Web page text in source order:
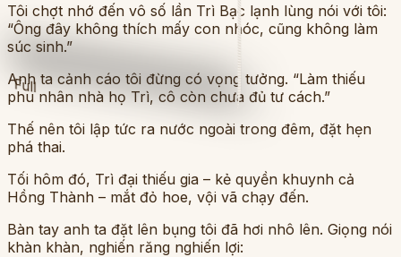
Full
Tôi chợt nhớ đến vô số lần Trì Bạc lạnh lùng nói với tôi:
“Ông đây không thích mấy con nhóc, cũng không làm
súc sinh.”
Anh ta cảnh cáo tôi đừng có vọng tưởng. “Làm thiếu
phu nhân nhà họ Trì, cô còn chưa đủ tư cách.”
Thế nên tôi lập tức ra nước ngoài trong đêm, đặt hẹn
phá thai.
Tối hôm đó, Trì đại thiếu gia – kẻ quyền khuynh cả
Hồng Thành – mắt đỏ hoe, vội vã chạy đến.
Bàn tay anh ta đặt lên bụng tôi đã hơi nhô lên. Giọng nói
khàn khàn, nghiến răng nghiến lợi: